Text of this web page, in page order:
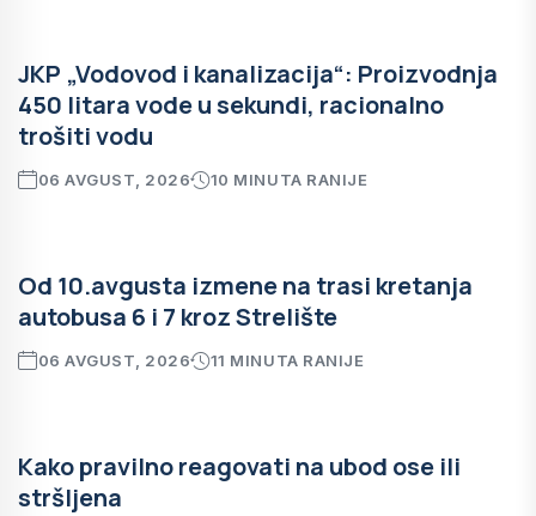
JKP „Vodovod i kanalizacija“: Proizvodnja
450 litara vode u sekundi, racionalno
trošiti vodu
06 AVGUST, 2026 10 MINUTA RANIJE
Od 10.avgusta izmene na trasi kretanja
autobusa 6 i 7 kroz Strelište
06 AVGUST, 2026 11 MINUTA RANIJE
Kako pravilno reagovati na ubod ose ili
stršljena